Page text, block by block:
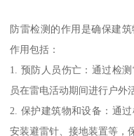
防雷检测的作用是确保建
作用包括：
1. 预防人员伤亡：通过检
员在雷电活动期间进行户外
2. 保护建筑物和设备：通
安装避雷针、接地装置等，